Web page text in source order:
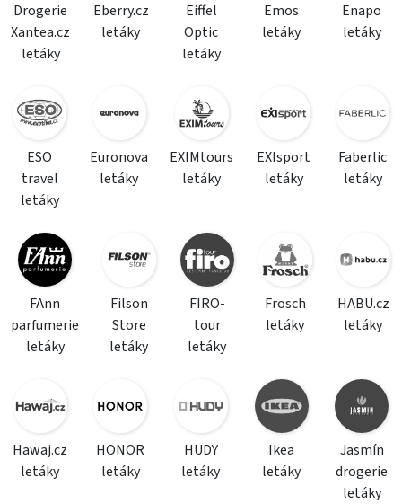
Drogerie
Xantea.cz
letáky
Eberry.cz
letáky
Eiffel
Optic
letáky
Emos
letáky
Enapo
letáky
ESO
travel
letáky
Euronova
letáky
EXIMtours
letáky
EXIsport
letáky
Faberlic
letáky
FAnn
parfumerie
letáky
Filson
Store
letáky
FIRO-
tour
letáky
Frosch
letáky
HABU.cz
letáky
Hawaj.cz
letáky
HONOR
letáky
HUDY
letáky
Ikea
letáky
Jasmín
drogerie
letáky